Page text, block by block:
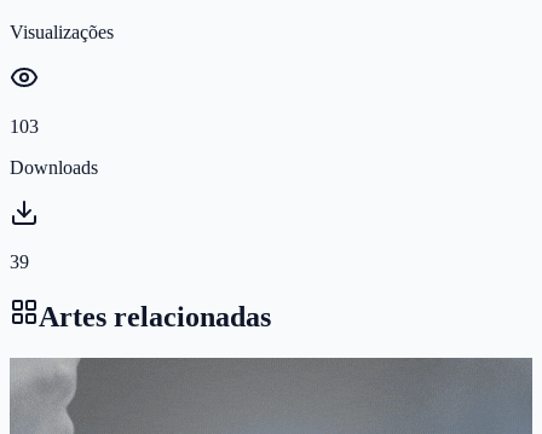
Visualizações
103
Downloads
39
Artes relacionadas